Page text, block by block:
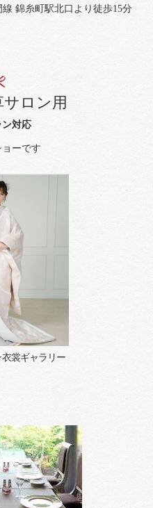
糸町駅北口より徒歩15分
対応
ロン用
ーです
裳ギャラリー